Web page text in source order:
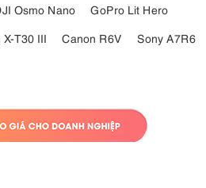
Osmo Nano
GoPro Lit Hero
X-T30 III Canon R6V
Sony A7R6